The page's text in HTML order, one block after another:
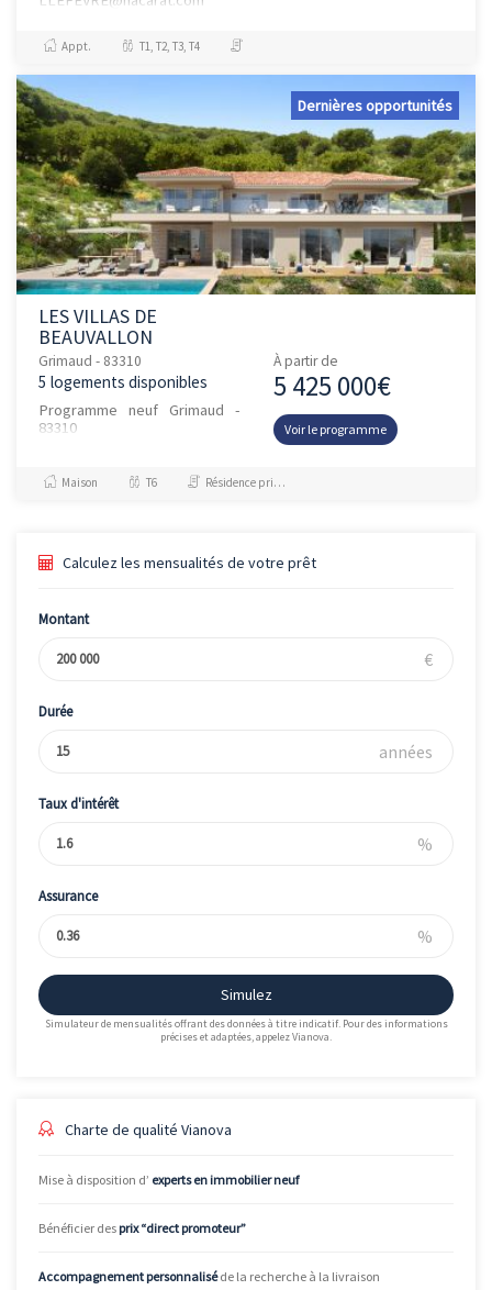
Appt. T1, T2, T3, T4
Dernières opportunités
LES VILLAS DE
BEAUVALLON
Grimaud - 83310
5 logements disponibles
Programme neuf Grimaud -
83310
À partir de
5 425 000€
Voir le programme
Maison T6 Résidence principale / PTZ, Investissement et Défiscalisation
Calculez les mensualités de votre prêt
Montant
€
Durée
années
Taux d'intérêt
%
Assurance
%
Simulez
Simulateur de mensualités offrant des données à titre indicatif. Pour des informations
précises et adaptées, appelez Vianova.
Charte de qualité Vianova
Mise à disposition d’ experts en immobilier neuf
Bénéficier des prix “direct promoteur”
Accompagnement personnaliséde la recherche à la livraison